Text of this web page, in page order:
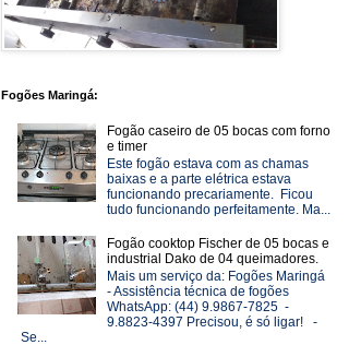
Fogões Maringá:
Fogão caseiro de 05 bocas com forno
e timer
Este fogão estava com as chamas
baixas e a parte elétrica estava
funcionando precariamente. Ficou
tudo funcionando perfeitamente. Ma...
Fogão cooktop Fischer de 05 bocas e
industrial Dako de 04 queimadores.
Mais um serviço da: Fogões Maringá
- Assistência técnica de fogões
WhatsApp: (44) 9.9867-7825 -
9.8823-4397 Precisou, é só ligar! -
Se...